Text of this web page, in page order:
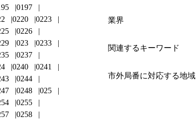
業界
関連するキーワード
市外局番に対応する地域
0197
0220
0223
0226
023
0233
0237
0240
0241
0244
0248
025
0255
0258